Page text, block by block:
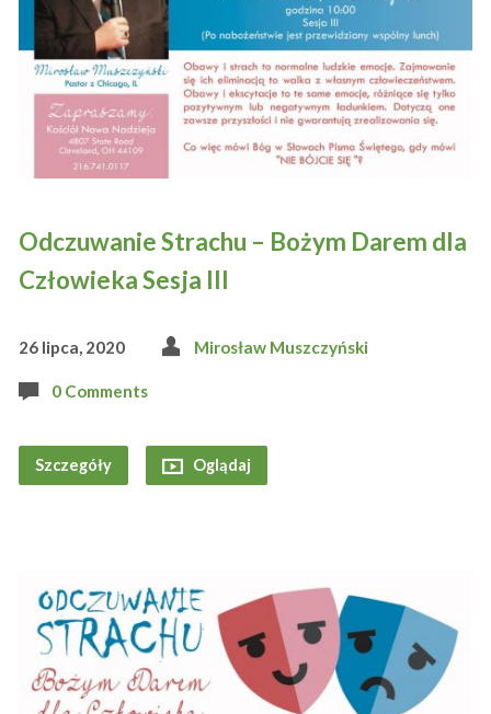
Odczuwanie Strachu – Bożym Darem dla
Człowieka Sesja III
26 lipca, 2020 Mirosław Muszczyński
0 Comments
Szczegóły Oglądaj